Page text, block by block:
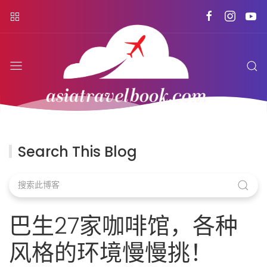
Search This Blog
巴生27家咖啡馆，各种
风格的环境慢慢挑！